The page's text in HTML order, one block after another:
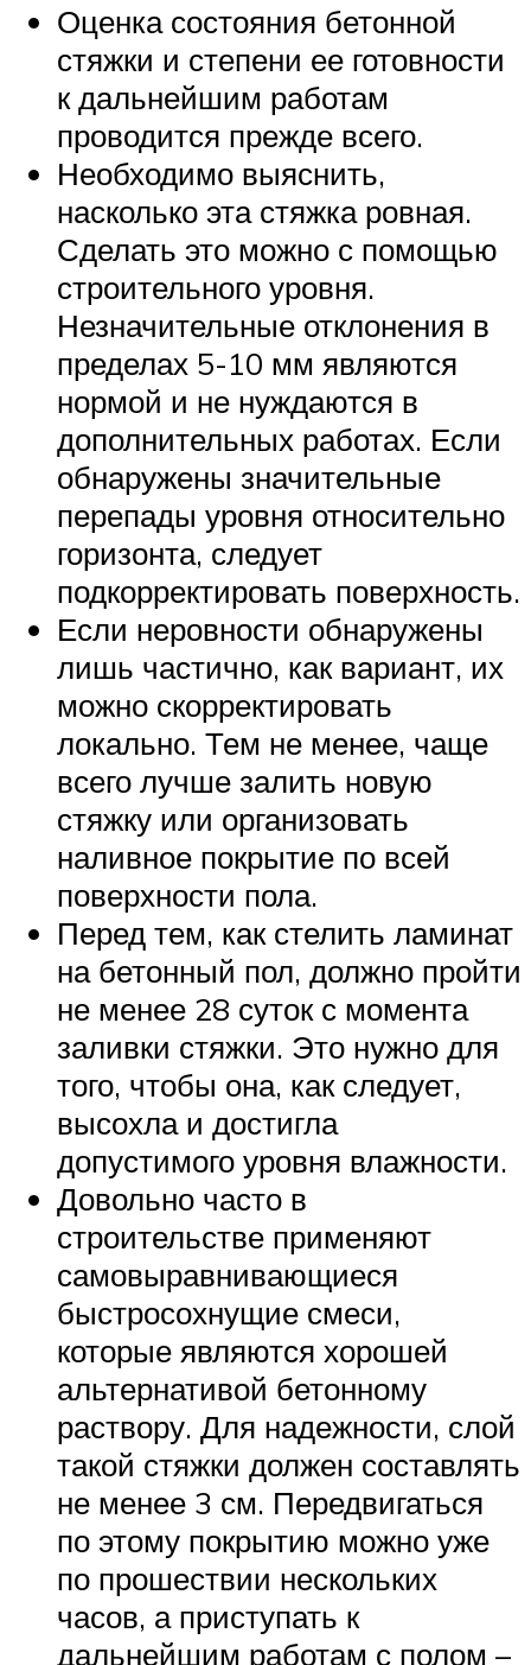
Оценка состояния бетонной
стяжки и степени ее готовности
к дальнейшим работам
проводится прежде всего.
Необходимо выяснить,
насколько эта стяжка ровная.
Сделать это можно с помощью
строительного уровня.
Незначительные отклонения в
пределах 5-10 мм являются
нормой и не нуждаются в
дополнительных работах. Если
обнаружены значительные
перепады уровня относительно
горизонта, следует
подкорректировать поверхность.
Если неровности обнаружены
лишь частично, как вариант, их
можно скорректировать
локально. Тем не менее, чаще
всего лучше залить новую
стяжку или организовать
наливное покрытие по всей
поверхности пола.
Перед тем, как стелить ламинат
на бетонный пол, должно пройти
не менее 28 суток с момента
заливки стяжки. Это нужно для
того, чтобы она, как следует,
высохла и достигла
допустимого уровня влажности.
Довольно часто в
строительстве применяют
самовыравнивающиеся
быстросохнущие смеси,
которые являются хорошей
альтернативой бетонному
раствору. Для надежности, слой
такой стяжки должен составлять
не менее 3 см. Передвигаться
по этому покрытию можно уже
по прошествии нескольких
часов, а приступать к
дальнейшим работам с полом –